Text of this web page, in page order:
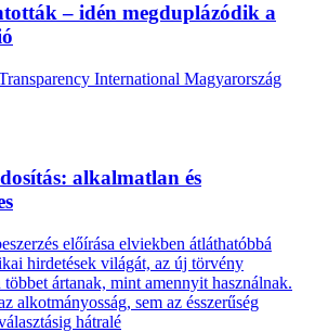
– idén megduplázódik a
International Magyarország
alkalmatlan és
előírása elviekben átláthatóbbá
hirdetések világát, az új törvény
ártanak, mint amennyit használnak.
alkotmányosság, sem az ésszerűség
hátralé